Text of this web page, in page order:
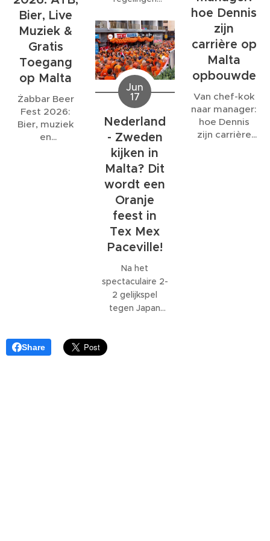
normale
sluitingstijd.
Bier, Live
Muziek &
Gratis
Toegang
op Malta
Żabbar Beer
Fest 2026:
Bier, muziek
en
blijft het
belangrijk om
vooraf duidelijk
af te spreken
hoe water- en
elektriciteitskosten
worden
berekend.
hoe Dennis
zijn
carrière op
Malta
opbouwde
Van chef-kok
naar manager:
hoe Dennis
zijn carrière
Jun
17
Nederland
- Zweden
kijken in
Malta? Dit
wordt een
Oranje
feest in
Tex Mex
Paceville!
Na het
spectaculaire 2-
2 gelijkspel
tegen Japan
Share